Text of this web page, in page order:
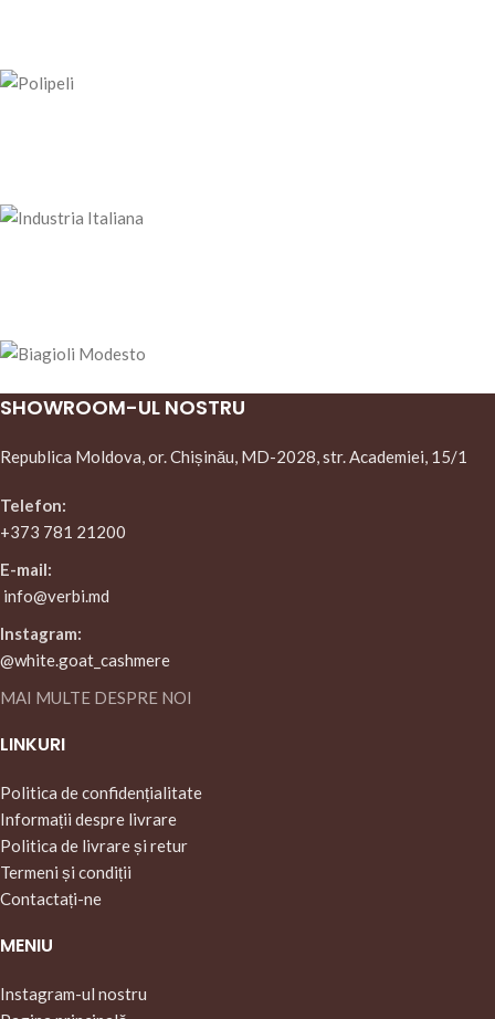
SHOWROOM-UL NOSTRU
Republica Moldova, or. Chișinău, MD-2028, str. Academiei, 15/1
Telefon:
+373 781 21200
E-mail:
info@verbi.md
Instagram:
@white.goat_cashmere
MAI MULTE DESPRE NOI
LINKURI
Politica de confidențialitate
Informații despre livrare
Politica de livrare și retur
Termeni și condiții
Contactați-ne
MENIU
Instagram-ul nostru